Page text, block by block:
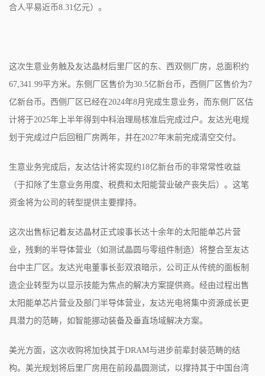
合人平易近币8.31亿元）。
这次生意业务触及友达晶材后里厂区的东、西双侧厂房，总面积约
67,341.99平方米。东侧厂区售价为30.5亿新台币，西侧厂区售价为7
亿新台币。西侧厂区已经在2024年8月完成生意业务，而东侧厂区估
计将于2025年上半年得到中科治理局核准后完成过户。友达光电规
划于完成过户后回租厂房两年，并在2027年末前完成清空交付。
生意业务完成后，友达估计将实现约18亿新台币的非常常性收益
（于扣除了生意业务用度、税费和太阳能营业破产丧失后）。这笔
资金将为公司的转型提供主要撑持。
这次出售标记着友达晶材正式竣事长达十余年的太阳能单芯片营
业，残剩的半导体营业（如测试晶圆与零组件制造）将整合至友达
台中主厂区。友达光电董事长彭双浪暗示，公司正从传统的面板制
造企业转型为以显示技能为焦点的解决方案提供商。经由过程出售
太阳能单芯片营业及部门半导体营业，友达光电将集中资源成长更
具潜力的范畴，如智能挪动装备及垂直场域解决方案。
美光方面，这次收购将加快其于DRAM与进步前辈封装范畴的结
构。美光规划将后里厂房用在前段晶圆测试，以撑持其于中国台湾